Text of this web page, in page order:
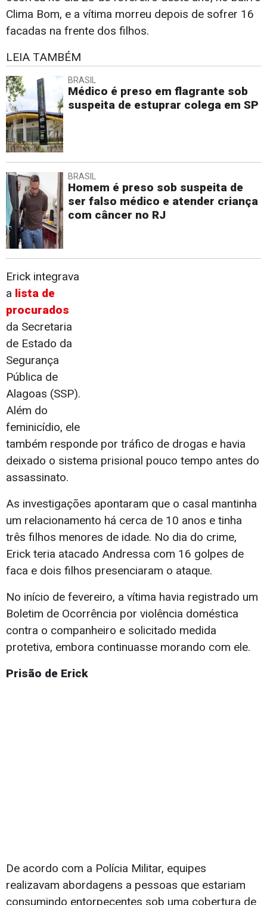
Clima Bom, e a vítima morreu depois de sofrer 16
facadas na frente dos filhos.
LEIA TAMBÉM
BRASIL
Médico é preso em flagrante sob
suspeita de estuprar colega em SP
BRASIL
Homem é preso sob suspeita de
ser falso médico e atender criança
com câncer no RJ
Erick integrava
a lista de
procurados
da Secretaria
de Estado da
Segurança
Pública de
Alagoas (SSP).
Além do
feminicídio, ele
também responde por tráfico de drogas e havia
deixado o sistema prisional pouco tempo antes do
assassinato.
As investigações apontaram que o casal mantinha
um relacionamento há cerca de 10 anos e tinha
três filhos menores de idade. No dia do crime,
Erick teria atacado Andressa com 16 golpes de
faca e dois filhos presenciaram o ataque.
No início de fevereiro, a vítima havia registrado um
Boletim de Ocorrência por violência doméstica
contra o companheiro e solicitado medida
protetiva, embora continuasse morando com ele.
Prisão de Erick
De acordo com a Polícia Militar, equipes
realizavam abordagens a pessoas que estariam
consumindo entorpecentes sob uma cobertura de